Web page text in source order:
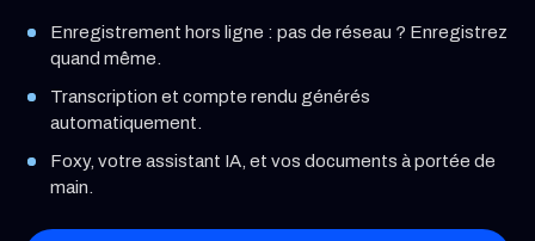
Enregistrement hors ligne : pas de réseau ? Enregistrez
quand même.
Transcription et compte rendu générés
automatiquement.
Foxy, votre assistant IA, et vos documents à portée de
main.